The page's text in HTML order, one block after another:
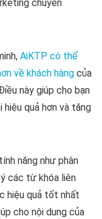
chuyên
AiKTP có thể
về khách hàng của
này giúp cho bạn
quả hơn và tăng
năng như phân
các từ khóa liên
hiệu quả tốt nhất
cho nội dung của